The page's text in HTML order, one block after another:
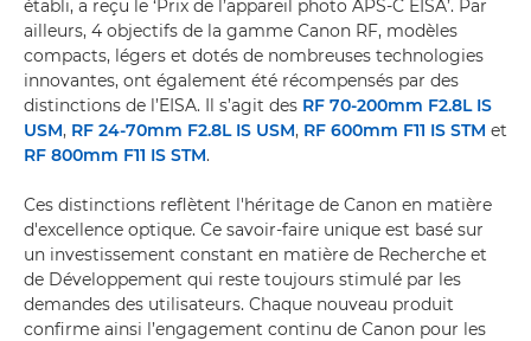
établi, a reçu le ‘Prix de l’appareil photo APS-C EISA’. Par
ailleurs, 4 objectifs de la gamme Canon RF, modèles
compacts, légers et dotés de nombreuses technologies
innovantes, ont également été récompensés par des
distinctions de l’EISA. Il s’agit des RF 70-200mm F2.8L IS
USM, RF 24-70mm F2.8L IS USM, RF 600mm F11 IS STM et
RF 800mm F11 IS STM.
Ces distinctions reflètent l'héritage de Canon en matière
d'excellence optique. Ce savoir-faire unique est basé sur
un investissement constant en matière de Recherche et
de Développement qui reste toujours stimulé par les
demandes des utilisateurs. Chaque nouveau produit
confirme ainsi l’engagement continu de Canon pour les